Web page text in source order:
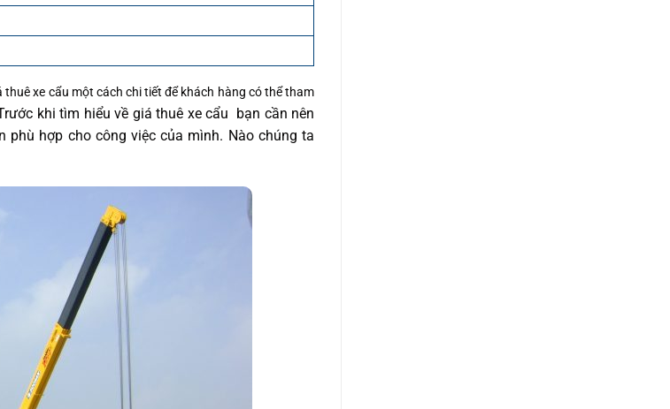
thuê xe cẩu một cách chi tiết để khách hàng có thể tham
khi tìm hiểu về giá thuê xe cẩu bạn cần nên
hợp cho công việc của mình. Nào chúng ta